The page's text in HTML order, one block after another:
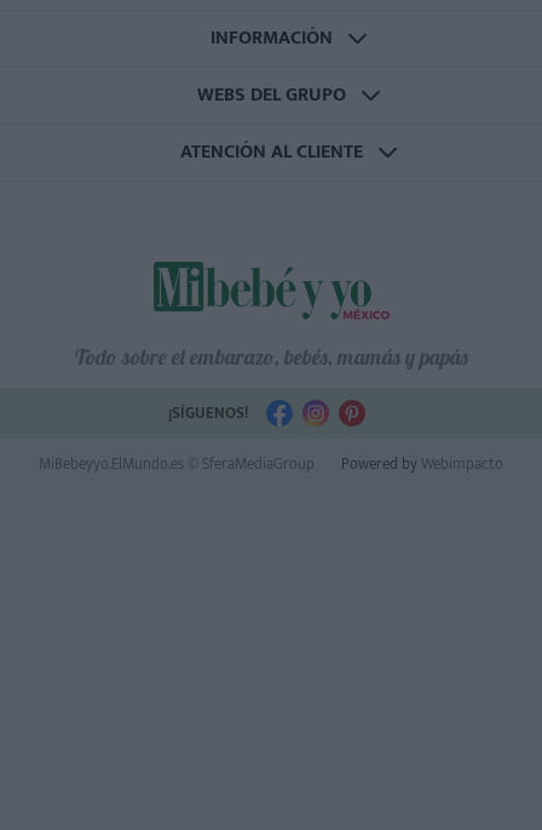
INFORMACIÓN
WEBS DEL GRUPO
ATENCIÓN AL CLIENTE
Todo sobre el embarazo, bebés, mamás y papás
¡SÍGUENOS!
MiBebeyyo.ElMundo.es © SferaMediaGroup
Powered byWebimpacto